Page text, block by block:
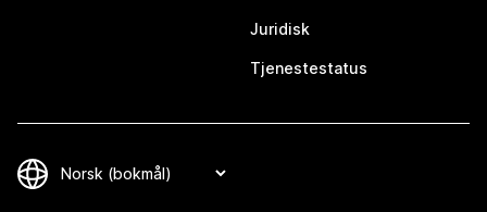
Juridisk
Tjenestestatus